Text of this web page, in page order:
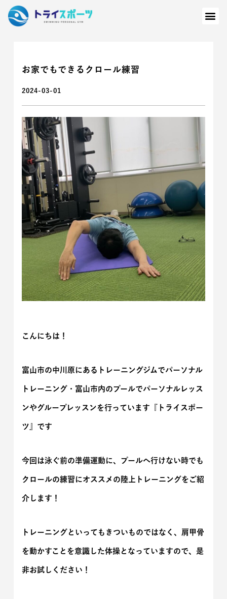
お家でもできるクロール練習
2024-03-01
こんにちは！
富山市の中川原にあるトレーニングジムでパーソナル
トレーニング・富山市内のプールでパーソナルレッス
ンやグループレッスンを行っています『トライスポー
ツ』です
今回は泳ぐ前の準備運動に、プールへ行けない時でも
クロールの練習にオススメの陸上トレーニングをご紹
介します！
トレーニングといってもきついものではなく、肩甲骨
を動かすことを意識した体操となっていますので、是
非お試しください！